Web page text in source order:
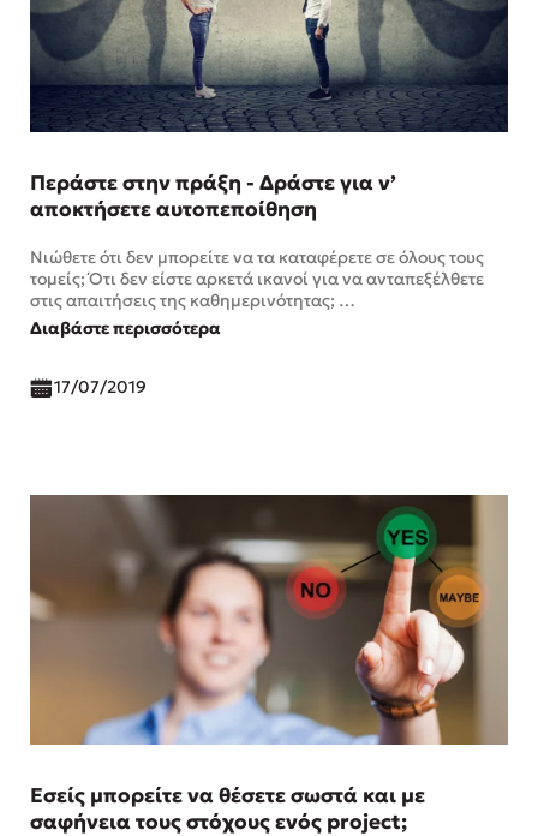
Περάστε στην πράξη - Δράστε για ν’
αποκτήσετε αυτοπεποίθηση
Νιώθετε ότι δεν μπορείτε να τα καταφέρετε σε όλους τους
τομείς; Ότι δεν είστε αρκετά ικανοί για να ανταπεξέλθετε
στις απαιτήσεις της καθημερινότητας; …
Διαβάστε περισσότερα
17/07/2019
Εσείς μπορείτε να θέσετε σωστά και με
σαφήνεια τους στόχους ενός project;